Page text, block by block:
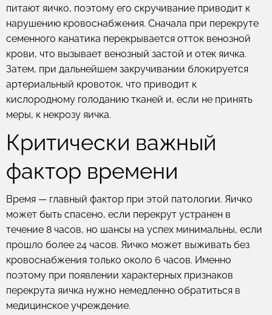
питают яичко, поэтому его скручивание приводит к
нарушению кровоснабжения. Сначала при перекруте
семенного канатика перекрывается отток венозной
крови, что вызывает венозный застой и отек яичка.
Затем, при дальнейшем закручивании блокируется
артериальный кровоток, что приводит к
кислородному голоданию тканей и, если не принять
меры, к некрозу яичка.
Критически важный
фактор времени
Время — главный фактор при этой патологии. Яичко
может быть спасено, если перекрут устранен в
течение 8 часов, но шансы на успех минимальны, если
прошло более 24 часов. Яичко может выживать без
кровоснабжения только около 6 часов. Именно
поэтому при появлении характерных признаков
перекрута яичка нужно немедленно обратиться в
медицинское учреждение.